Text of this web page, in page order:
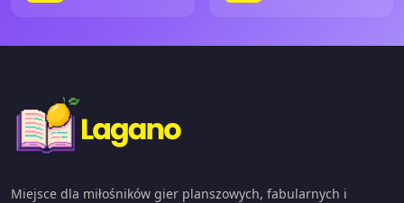
Miejsce dla miłośników gier planszowych, fabularnych i